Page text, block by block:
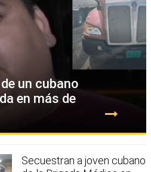
un cubano
en más de
Secuestran a joven cubano